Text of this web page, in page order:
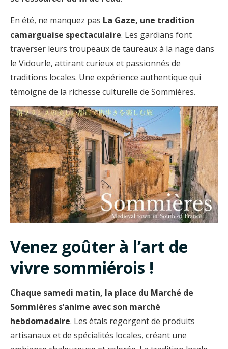
En été, ne manquez pas La Gaze, une tradition
camarguaise spectaculaire. Les gardians font
traverser leurs troupeaux de taureaux à la nage dans
le Vidourle, attirant curieux et passionnés de
traditions locales. Une expérience authentique qui
témoigne de la richesse culturelle de Sommières.
Venez goûter à l’art de
vivre sommiérois !
Chaque samedi matin, la place du Marché de
Sommières s’anime avec son marché
hebdomadaire. Les étals regorgent de produits
artisanaux et de spécialités locales, créant une